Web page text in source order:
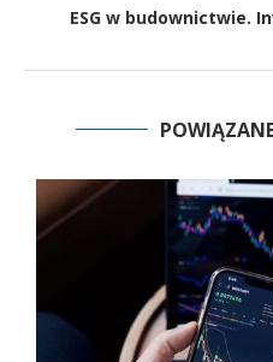
ESG w budownictwie.